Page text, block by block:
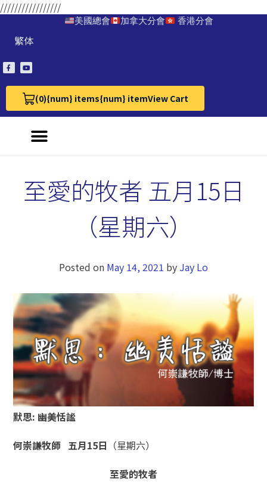
/////////////////
美國總會 加拿大分會 香港分會
繁体
(0)
View Cart 0{num} items{num} itemView Cart
至愛的牧者 五月15日
（星期六）
Posted on May 14, 2021 by Jay Lo
默思: 幽美恬謐
何崇謙牧師 五月15日 （星期六）
至愛的牧者